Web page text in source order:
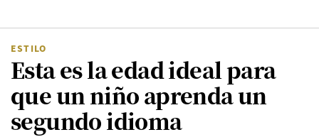
Hogar Familia
ESTILO
Esta es la edad ideal para
que un niño aprenda un
segundo idioma